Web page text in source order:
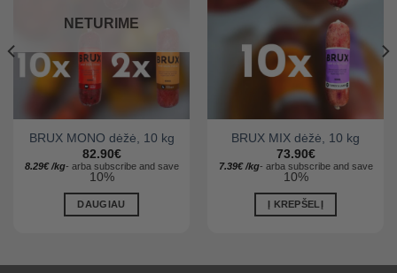
NETURIME
BRUX MONO dėžė, 10 kg
82.90€
8.29€ /kg- arbasubscribe and save
10%
DAUGIAU
BRUX MIX dėžė, 10 kg
73.90€
7.39€ /kg- arbasubscribe and save
10%
Į KREPŠELĮ